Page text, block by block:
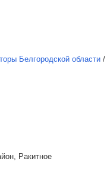
Белгородской области /
Ракитное